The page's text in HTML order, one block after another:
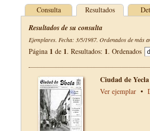
Consulta Resultados
Resultados de su consulta
Ejemplares. Fecha: 3/5/1987. Ordenados de más
Página 1 de 1. Resultados: 1. Ordenados
Ciudad de
Ver ejemplar •